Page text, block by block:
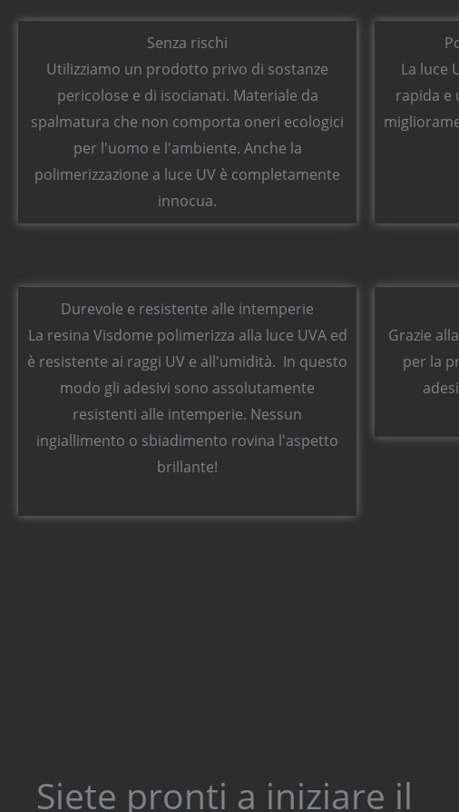
Senza rischi
Utilizziamo un prodotto privo di sostanze
pericolose e di isocianati. Materiale da
spalmatura che non comporta oneri ecologici
per l'uomo e l'ambiente. Anche la
polimerizzazione a luce UV è completamente
innocua.
La luce
rapida
Durevole e resistente alle intemperie
La resina Visdome polimerizza alla luce UVA ed
è resistente ai raggi UV e all'umidità. In questo
modo gli adesivi sono assolutamente
resistenti alle intemperie. Nessun
ingiallimento o sbiadimento rovina l'aspetto
brillante!
Grazie
per la
Siete pronti a iniziare il